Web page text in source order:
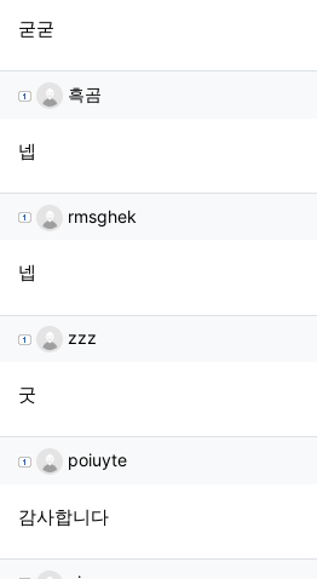
굳굳
흑곰님의 댓글
흑곰
넵
rmsghek님의 댓글
rmsghek
넵
zzz님의 댓글
zzz
굿
poiuyte님의 댓글
poiuyte
감사합니다